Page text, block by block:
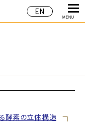
EN
MENU
酵素の立体構造